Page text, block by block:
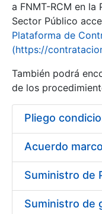
Mostrar/Ocultar
a FNMT-RCM en
Sector Público
Plataforma de
(https://
También podrá
de los